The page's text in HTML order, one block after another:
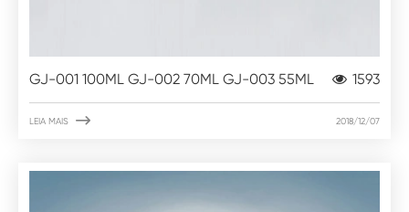
GJ-001 100ML GJ-002 70ML GJ-003 55ML 1593
LEIA MAIS  2018/12/07